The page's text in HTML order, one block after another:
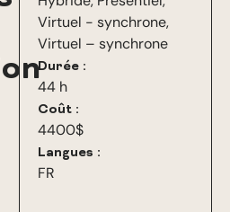
Virtuel - synchrone,
Virtuel – synchrone
Durée :
44 h
Coût :
4400$
Langues :
FR